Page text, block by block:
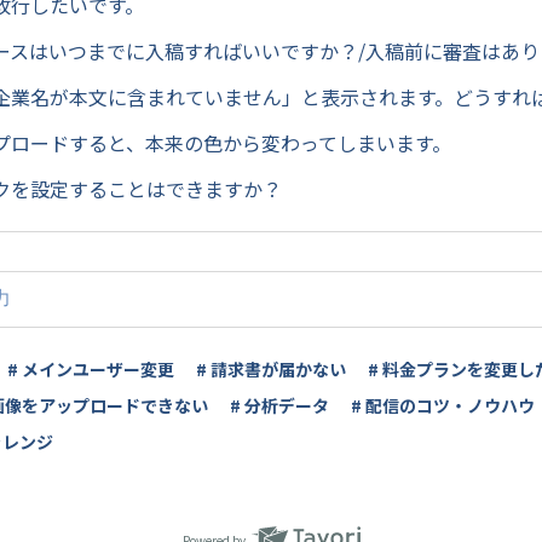
スはいつまでに入稿すればいいですか？/入稿前に審査はあ
業名が本文に含まれていません」と表示されます。どうすれ
ードすると、本来の色から変わってしまいます。
を設定することはできますか？
# メインユーザー変更 # 請求書が届かない
# 料金プランを変更し
像をアップロードできない
# 分析データ
# 配信のコツ・ノウハウ
ンジ